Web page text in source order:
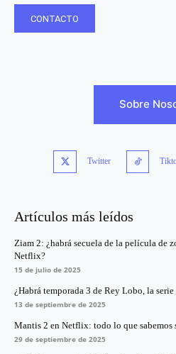
CONTACTO
Sobre
Twitter
Artículos más leídos
Ziam 2: ¿habrá secuela de la película de
Netflix?
15 de julio de 2025
¿Habrá temporada 3 de Rey Lobo, la
13 de septiembre de 2025
Mantis 2 en Netflix: todo lo que sabemos
29 de septiembre de 2025